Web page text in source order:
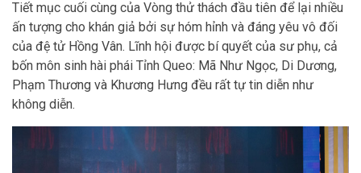
Tiết mục cuối cùng của Vòng thử thách đầu tiên để lại nhiều
ấn tượng cho khán giả bởi sự hóm hỉnh và đáng yêu vô đối
của đệ tử Hồng Vân. Lĩnh hội được bí quyết của sư phụ, cả
bốn môn sinh hài phái Tỉnh Queo: Mã Như Ngọc, Di Dương,
Phạm Thương và Khương Hưng đều rất tự tin diễn như
không diễn.